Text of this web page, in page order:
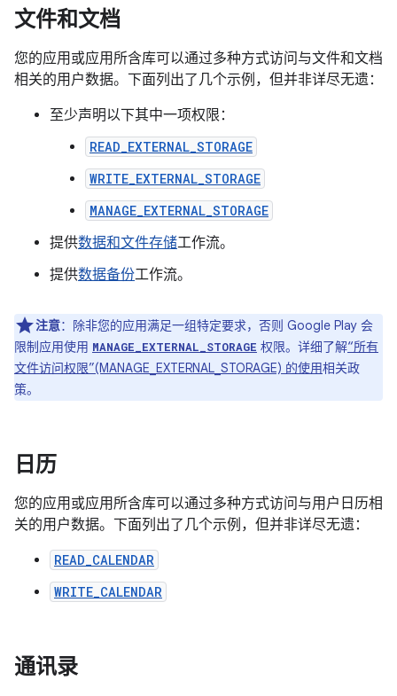
文件和文档
您的应用或应用所含库可以通过多种方式访问与文件和文档
相关的用户数据。下面列出了几个示例，但并非详尽无遗：
至少声明以下其中一项权限：
READ_EXTERNAL_STORAGE
WRITE_EXTERNAL_STORAGE
MANAGE_EXTERNAL_STORAGE
提供数据和文件存储工作流。
提供数据备份工作流。
注意：除非您的应用满足一组特定要求，否则 Google Play 会
限制应用使用 MANAGE_EXTERNAL_STORAGE 权限。详细了解“所有
文件访问权限”(MANAGE_EXTERNAL_STORAGE) 的使用相关政
策。
日历
您的应用或应用所含库可以通过多种方式访问与用户日历相
关的用户数据。下面列出了几个示例，但并非详尽无遗：
READ_CALENDAR
WRITE_CALENDAR
通讯录